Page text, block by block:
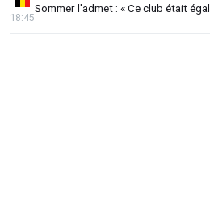
Sommer l'admet : « Ce club était
18:45